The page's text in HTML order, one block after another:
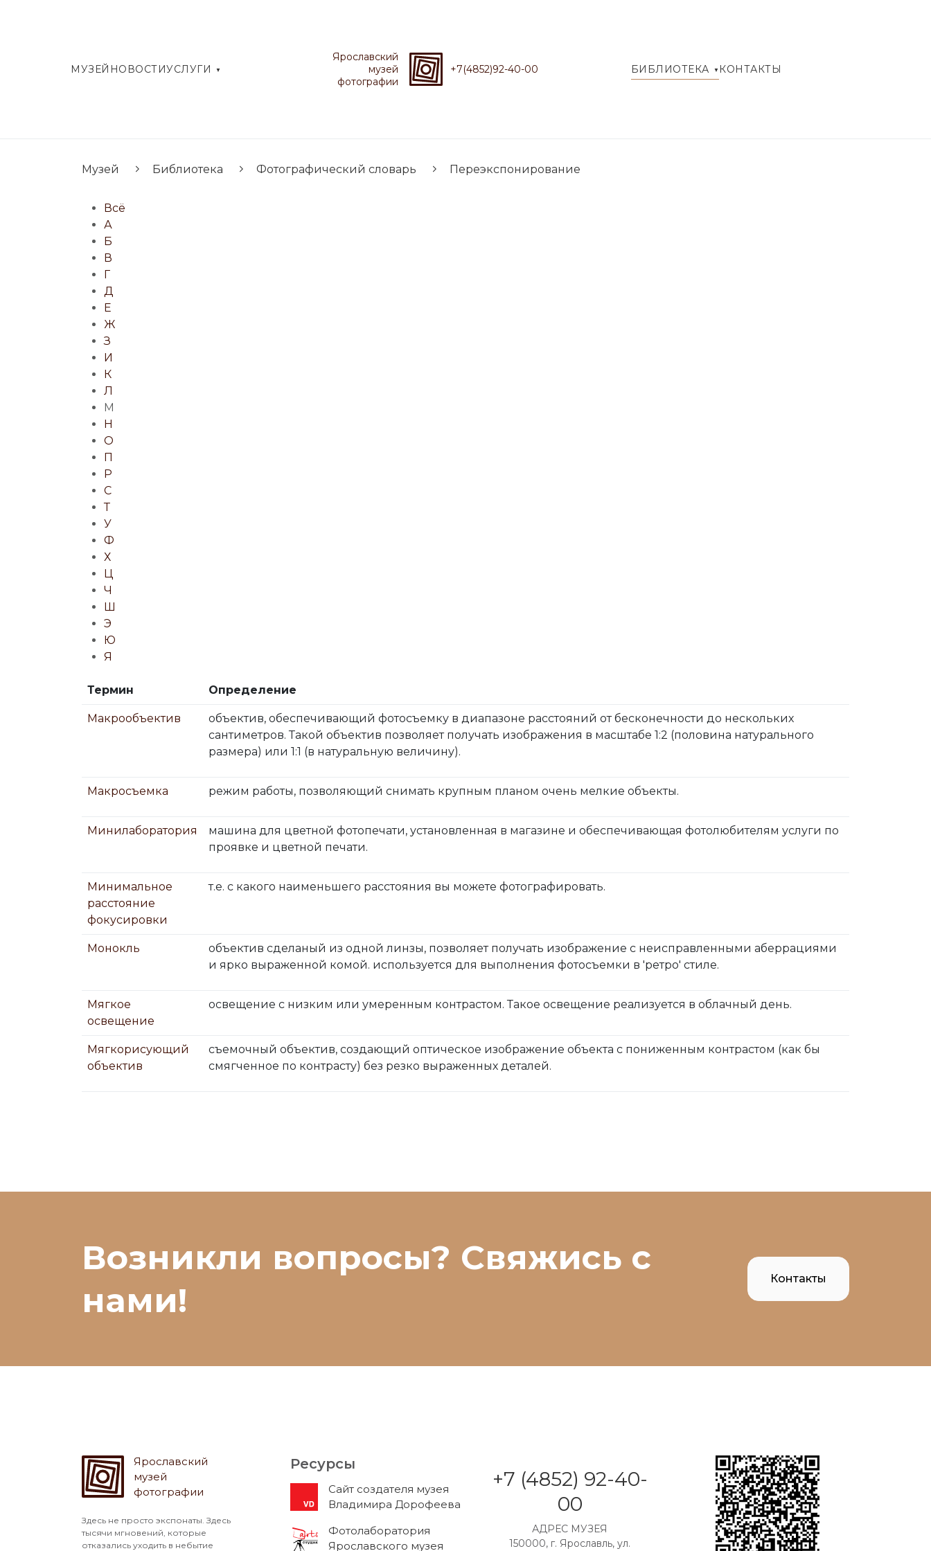
МУЗЕЙ НОВОСТИУСЛУГИ
Ярославский
музей
фотографии
+7(4852)92-40-00 БИБЛИОТЕКА КОНТАКТЫ
Музей Библиотека Фотографический словарь Переэкспонирование
Всё
А
Б
В
Г
Д
Е
Ж
З
И
К
Л
М
Н
О
П
Р
С
Т
У
Ф
Х
Ц
Ч
Ш
Э
Ю
Я
Термин Определение
Макрообъектив
объектив, обеспечивающий фотосъемку в диапазоне расстояний от бесконечности до нескольких
сантиметров. Такой объектив позволяет получать изображения в масштабе 1:2 (половина натурального
размера) или 1:1 (в натуральную величину).
Макросъемка режим работы, позволяющий снимать крупным планом очень мелкие объекты.
Минилаборатория
машина для цветной фотопечати, установленная в магазине и обеспечивающая фотолюбителям услуги по
проявке и цветной печати.
Минимальное
расстояние
фокусировки
т.е. с какого наименьшего расстояния вы можете фотографировать.
Монокль
объектив сделаный из одной линзы, позволяет получать изображение с неисправленными аберрациями
и ярко выраженной комой. используется для выполнения фотосъемки в 'ретро' стиле.
Мягкое
освещение
освещение с низким или умеренным контрастом. Такое освещение реализуется в облачный день.
Мягкорисующий
объектив
съемочный объектив, создающий оптическое изображение объекта с пониженным контрастом (как бы
смягченное по контрасту) без резко выраженных деталей.
Возникли вопросы? Свяжись с
нами!
Контакты
Ярославский
музей
фотографии
Здесь не просто экспонаты. Здесь
тысячи мгновений, которые
отказались уходить в небытие
Ресурсы
Cайт создателя музея
Владимира Дорофеева
Фотолаборатория
Ярославского музея
+7 (4852) 92-40-
00
АДРЕС МУЗЕЯ
150000, г. Ярославль, ул.